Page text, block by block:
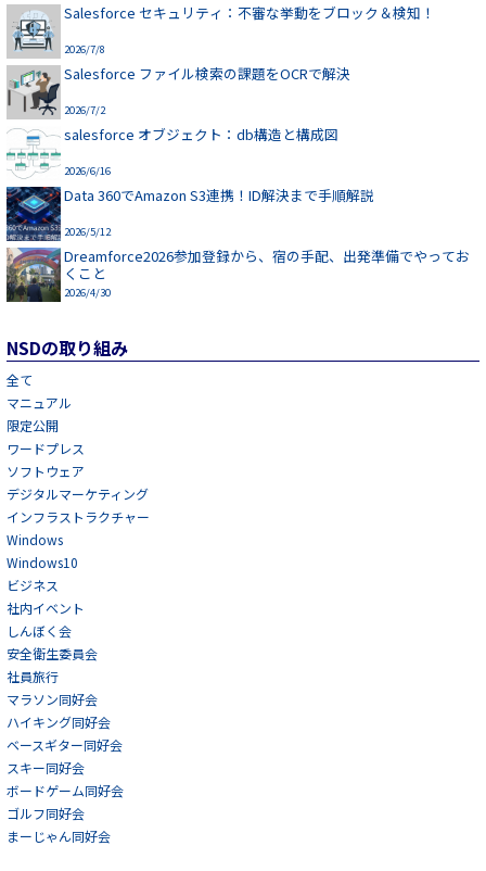
Salesforce セキュリティ：不審な挙動をブロック＆検知！
2026/7/8
Salesforce ファイル検索の課題をOCRで解決
2026/7/2
salesforce オブジェクト：db構造と構成図
2026/6/16
Data 360でAmazon S3連携！ID解決まで手順解説
2026/5/12
Dreamforce2026参加登録から、宿の手配、出発準備でやってお
くこと
2026/4/30
NSDの取り組み
全て
マニュアル
限定公開
ワードプレス
ソフトウェア
デジタルマーケティング
インフラストラクチャー
Windows
Windows10
ビジネス
社内イベント
しんぼく会
安全衛生委員会
社員旅行
マラソン同好会
ハイキング同好会
ベースギター同好会
スキー同好会
ボードゲーム同好会
ゴルフ同好会
まーじゃん同好会